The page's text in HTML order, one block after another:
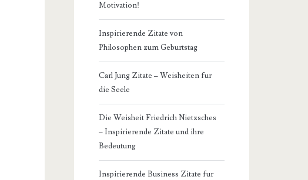
Motivation!
Inspirierende Zitate von
Philosophen zum Geburtstag
Carl Jung Zitate – Weisheiten fur
die Seele
Die Weisheit Friedrich Nietzsches
– Inspirierende Zitate und ihre
Bedeutung
Inspirierende Business Zitate fur